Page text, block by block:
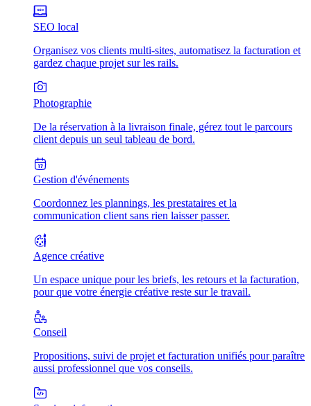
SEO local
Organisez vos clients multi-sites, automatisez la facturation et
gardez chaque projet sur les rails.
Photographie
De la réservation à la livraison finale, gérez tout le parcours
client depuis un seul tableau de bord.
Gestion d'événements
Coordonnez les plannings, les prestataires et la
communication client sans rien laisser passer.
Agence créative
Un espace unique pour les briefs, les retours et la facturation,
pour que votre énergie créative reste sur le travail.
Conseil
Propositions, suivi de projet et facturation unifiés pour paraître
aussi professionnel que vos conseils.